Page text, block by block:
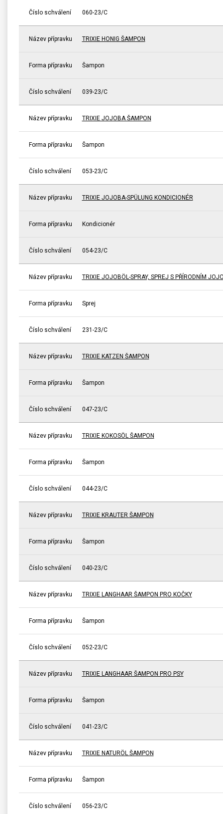
Číslo schválení 060-23/C
Název přípravku TRIXIE HONIG ŠAMPON
Forma přípravku Šampon
Číslo schválení 039-23/C
Název přípravku TRIXIE JOJOBA ŠAMPON
Forma přípravku Šampon
Číslo schválení 053-23/C
Název přípravku TRIXIE JOJOBA-SPÜLUNG KONDICIONÉR
Forma přípravku Kondicionér
Číslo schválení 054-23/C
Název přípravku TRIXIE JOJOBÖL-SPRAY, SPREJ S PŘÍRODNÍM
Forma přípravku Sprej
Číslo schválení 231-23/C
Název přípravku TRIXIE KATZEN ŠAMPON
Forma přípravku Šampon
Číslo schválení 047-23/C
Název přípravku TRIXIE KOKOSÖL ŠAMPON
Forma přípravku Šampon
Číslo schválení 044-23/C
Název přípravku TRIXIE KRAUTER ŠAMPON
Forma přípravku Šampon
Číslo schválení 040-23/C
Název přípravku TRIXIE LANGHAAR ŠAMPON PRO KOČKY
Forma přípravku Šampon
Číslo schválení 052-23/C
Název přípravku TRIXIE LANGHAAR ŠAMPON PRO PSY
Forma přípravku Šampon
Číslo schválení 041-23/C
Název přípravku TRIXIE NATURÖL ŠAMPON
Forma přípravku Šampon
Číslo schválení 056-23/C